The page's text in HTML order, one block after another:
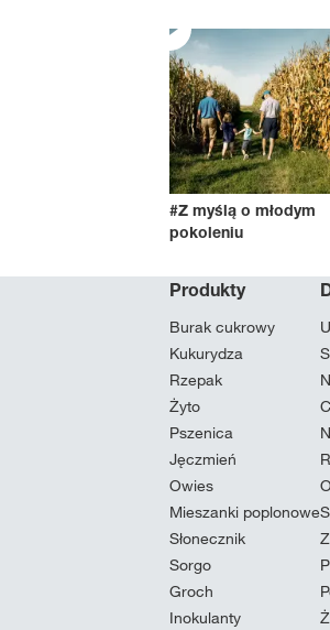
#Z myślą o młodym
pokoleniu
Produkty
Burak cukrowy
Kukurydza
Rzepak
Żyto
Pszenica
Jęczmień
Owies
Mieszanki poplonowe
Słonecznik
Sorgo
Groch
Inokulanty